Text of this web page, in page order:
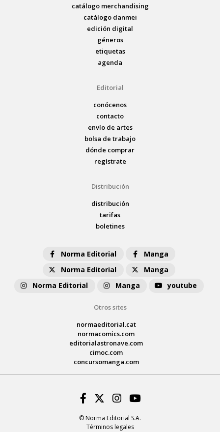
catálogo merchandising
catálogo danmei
edición digital
géneros
etiquetas
agenda
Editorial
conócenos
contacto
envío de artes
bolsa de trabajo
dónde comprar
regístrate
Distribución
distribución
tarifas
boletines
Norma Editorial
Manga
Norma Editorial
Manga
Norma Editorial
Manga youtube
Otros sites
normaeditorial.cat
normacomics.com
editorialastronave.com
cimoc.com
concursomanga.com
© Norma Editorial S.A.
Términos legales
Facebook
Twitter
Instagram
Youtube